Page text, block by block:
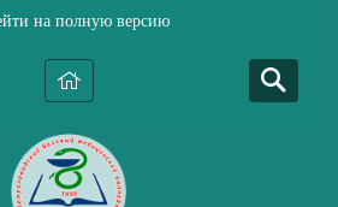
на полную версию